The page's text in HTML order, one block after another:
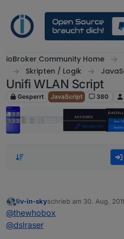
ioBroker Community Home
Skripten / Logik
Unifi WLAN Script
Gesperrt JavaScript 380
Offline
liv-in-skyschrieb am 30. Aug.
zuletzt editiert von liv-
@thewhobox
@dslraser